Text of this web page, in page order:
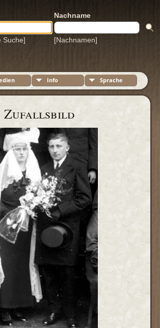
Nachname
Suche] [Nachnamen]
Info Sprache
Zufallsbild